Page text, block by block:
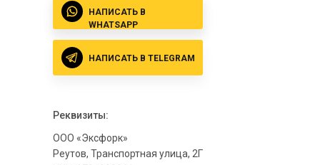
ООО «Эксфорк»
Реутов, Транспортная улица, 2Г
Реквизиты:
НАПИСАТЬ В
WHATSAPP
НАПИСАТЬ В TELEGRAM